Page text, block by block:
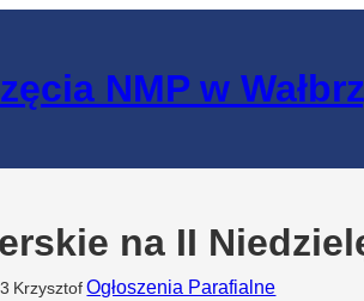
NMP w
na II
Krzysztof Ogłoszenia Parafialne